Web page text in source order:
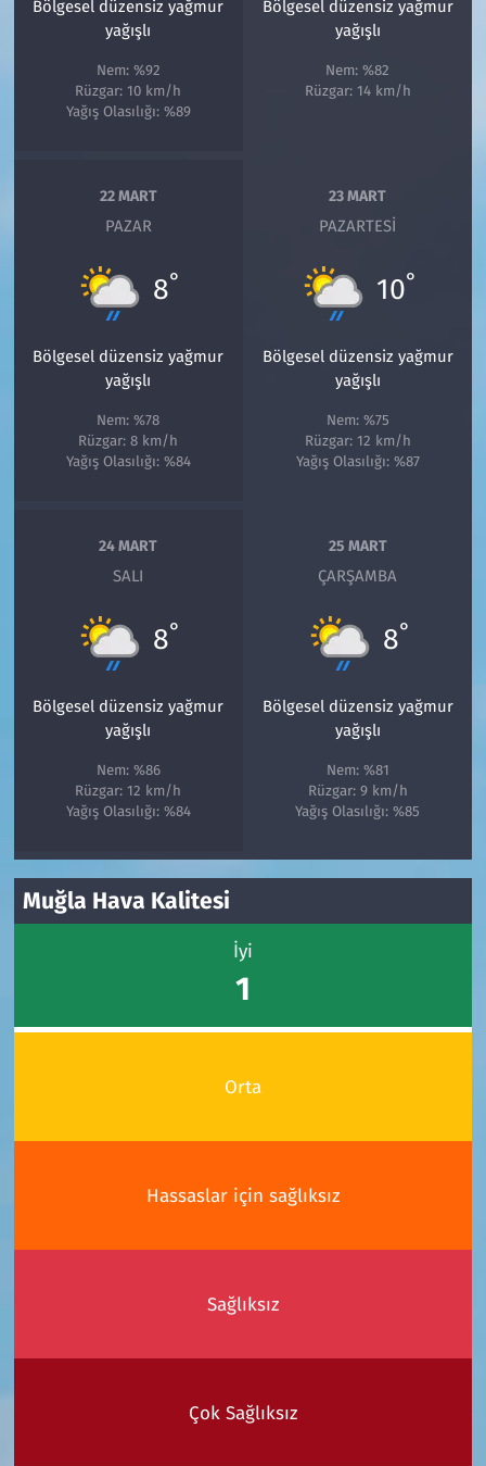
Bölgesel düzensiz yağmur
yağışlı
Nem: %92
Rüzgar: 10 km/h
Yağış Olasılığı: %89
Bölgesel düzensiz yağmur
yağışlı
Nem: %82
Rüzgar: 14 km/h
22 MART
PAZAR
8°
Bölgesel düzensiz yağmur
yağışlı
Nem: %78
Rüzgar: 8 km/h
Yağış Olasılığı: %84
23 MART
PAZARTESI
10°
Bölgesel düzensiz yağmur
yağışlı
Nem: %75
Rüzgar: 12 km/h
Yağış Olasılığı: %87
24 MART
SALI
8°
Bölgesel düzensiz yağmur
yağışlı
Nem: %86
Rüzgar: 12 km/h
Yağış Olasılığı: %84
25 MART
ÇARŞAMBA
8°
Bölgesel düzensiz yağmur
yağışlı
Nem: %81
Rüzgar: 9 km/h
Yağış Olasılığı: %85
Muğla Hava Kalitesi
İyi
1
Orta
Hassaslar için sağlıksız
Sağlıksız
Çok Sağlıksız